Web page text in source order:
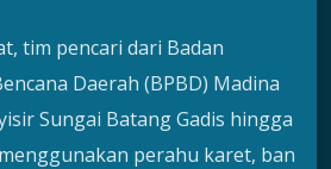
tim pencari dari Badan
Daerah (BPBD) Madina
Sungai Batang Gadis hingga
perahu karet, ban